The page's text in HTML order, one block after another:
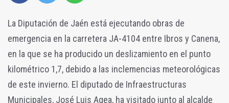
La Diputación de Jaén está ejecutando obras de
emergencia en la carretera JA-4104 entre Ibros y Canena,
en la que se ha producido un deslizamiento en el punto
kilométrico 1,7, debido a las inclemencias meteorológicas
de este invierno. El diputado de Infraestructuras
Municipales, José Luis Agea, ha visitado junto al alcalde